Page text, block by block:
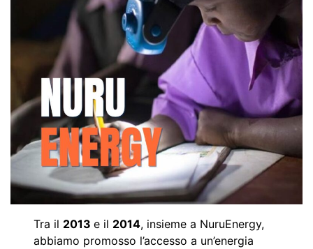
Tra il 2013e il 2014, insieme a NuruEnergy,
abbiamo promosso l’accesso a un’energia